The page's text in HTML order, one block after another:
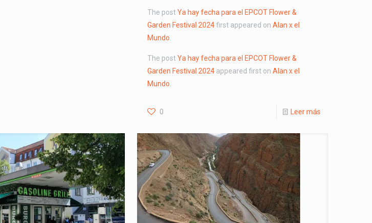
The postYa hay fecha para el EPCOT Flower &
Garden Festival 2024first appeared onAlan x el
Mundo
The postYa hay fecha para el EPCOT Flower &
Garden Festival 2024 appeared first onAlan x el
Mundo
0 Leer más